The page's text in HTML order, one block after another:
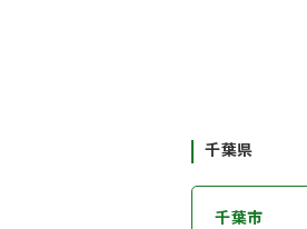
千葉県
千葉市